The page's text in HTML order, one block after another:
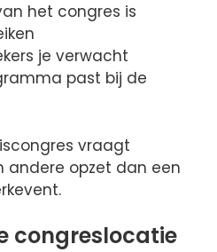
het congres is
je verwacht
past bij de
vraagt
andere opzet dan een
congreslocatie